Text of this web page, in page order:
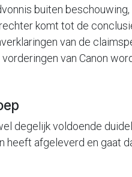
buiten
komt tot de
van de
van Canon
degelijk voldoende
heeft afgeleverd en gaat